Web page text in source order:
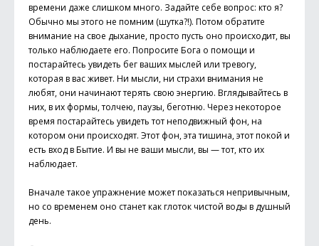
времени даже слишком много. Задайте себе вопрос: кто я?
Обычно мы этого не помним (шутка?!). Потом обратите
внимание на свое дыхание, просто пусть оно происходит, вы
только наблюдаете его. Попросите Бога о помощи и
постарайтесь увидеть бег ваших мыслей или тревогу,
которая в вас живет. Ни мысли, ни страхи внимания не
любят, они начинают терять свою энергию. Вглядывайтесь в
них, в их формы, толчею, паузы, беготню. Через некоторое
время постарайтесь увидеть тот неподвижный фон, на
котором они происходят. Этот фон, эта тишина, этот покой и
есть вход в Бытие. И вы не ваши мысли, вы — тот, кто их
наблюдает.
Вначале такое упражнение может показаться непривычным,
но со временем оно станет как глоток чистой воды в душный
день.